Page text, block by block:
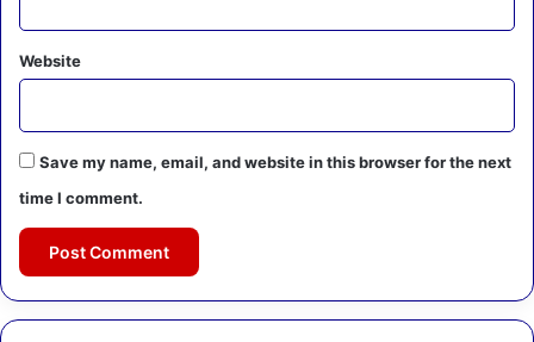
Website
Save my name, email, and website in this browser for the next
time I comment.